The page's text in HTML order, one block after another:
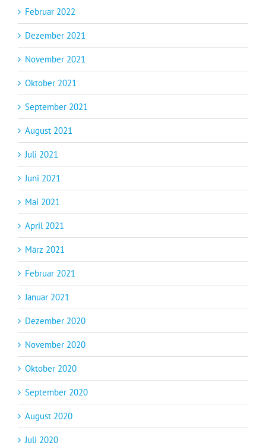
Februar 2022
Dezember 2021
November 2021
Oktober 2021
September 2021
August 2021
Juli 2021
Juni 2021
Mai 2021
April 2021
März 2021
Februar 2021
Januar 2021
Dezember 2020
November 2020
Oktober 2020
September 2020
August 2020
Juli 2020